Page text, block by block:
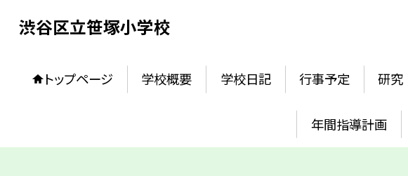
渋谷区立笹塚小学校
トップページ 学校概要 学校日記 行事予定 研究
年間指導計画